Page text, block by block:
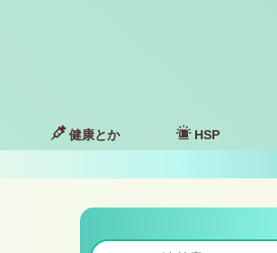
健康とか HSP